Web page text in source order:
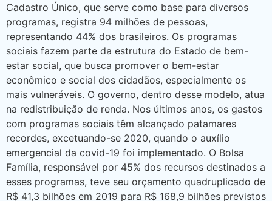
Cadastro Único, que serve como base para diversos
programas, registra 94 milhões de pessoas,
representando 44% dos brasileiros. Os programas
sociais fazem parte da estrutura do Estado de bem-
estar social, que busca promover o bem-estar
econômico e social dos cidadãos, especialmente os
mais vulneráveis. O governo, dentro desse modelo, atua
na redistribuição de renda. Nos últimos anos, os gastos
com programas sociais têm alcançado patamares
recordes, excetuando-se 2020, quando o auxílio
emergencial da covid-19 foi implementado. O Bolsa
Família, responsável por 45% dos recursos destinados a
esses programas, teve seu orçamento quadruplicado de
R$ 41,3 bilhões em 2019 para R$ 168,9 bilhões previstos